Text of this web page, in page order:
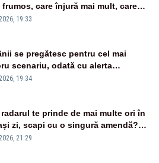
frumos, care înjură mai mult, care
tare, ci pe proiecte”
19:33
se pregătesc pentru cel mai
scenariu, odată cu alerta
19:34
radarul te prinde de mai multe ori în
zi, scapi cu o singură amendă?
legea
21:29